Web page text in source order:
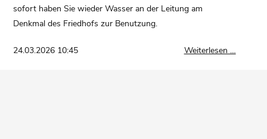
sofort haben Sie wieder Wasser an der Leitung am
Denkmal des Friedhofs zur Benutzung.
24.03.2026 10:45 Weiterlesen …